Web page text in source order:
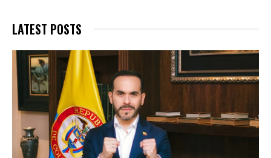
LATEST POSTS